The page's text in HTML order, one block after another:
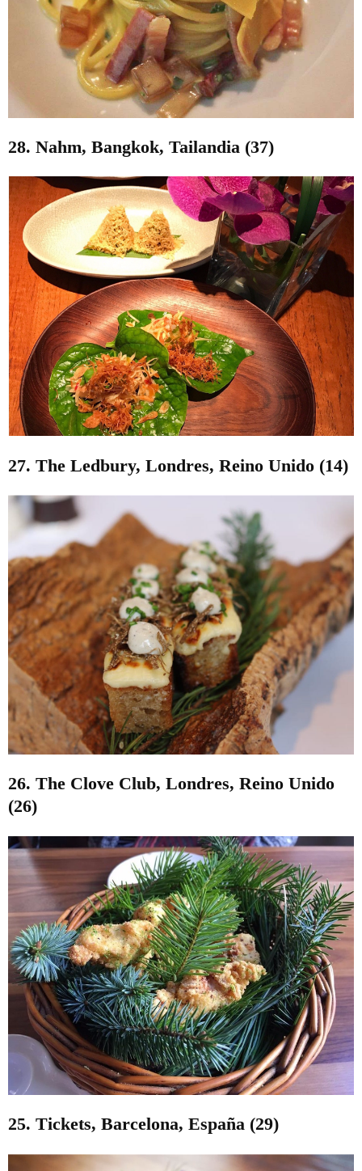
28. Nahm, Bangkok, Tailandia (37)
27. The Ledbury, Londres, Reino Unido (14)
26. The Clove Club, Londres, Reino Unido
(26)
25. Tickets, Barcelona, España (29)